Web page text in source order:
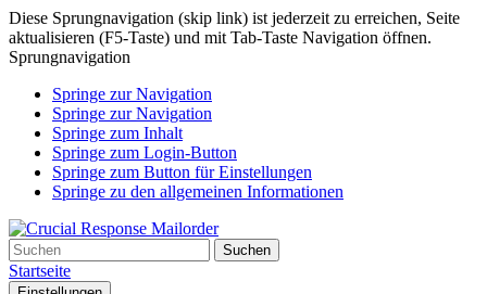
Diese Sprungnavigation (skip link) ist jederzeit zu erreichen, Seite
aktualisieren (F5-Taste) und mit Tab-Taste Navigation öffnen.
Sprungnavigation
Springe zur Navigation
Springe zur Navigation
Springe zum Inhalt
Springe zum Login-Button
Springe zum Button für Einstellungen
Springe zu den allgemeinen Informationen
Suchen
Startseite